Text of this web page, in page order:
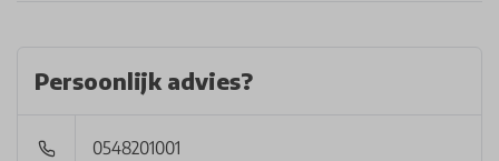
Persoonlijk advies?
0548201001